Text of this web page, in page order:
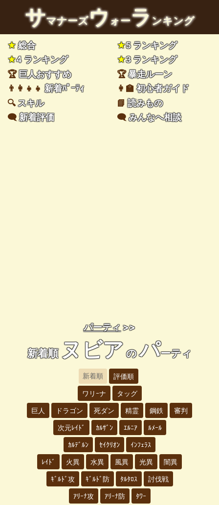
サマナーズウォーランキング
★総合 ★5 ランキング
★4 ランキング ★3 ランキング
🏆巨人おすすめ 🏆暴走ルーン
👨‍👩‍👧‍👧新着ﾊﾟｰﾃｨ 👩‍🏫初心者ガイド
🔍スキル 📘読みもの
🗨️新着評価 🗨️みんなへ相談
パーティ >>
新着順 ヌビア のパーティ
新着順 評価順
ワリｰナ タッグ
巨人 ドラゴン 死ダン 精霊 鋼鉄 審判
次元ﾚｲﾄﾞ ｶﾙｻﾞﾝ ｴﾙﾆｱ ﾙﾒｰﾙ
ｶﾙﾃﾞﾙﾝ ｾｲｸﾘｵﾝ ｲﾝﾌｪﾗｽ
ﾚｲﾄﾞ 火異 水異 風異 光異 闇異
ｷﾞﾙﾄﾞ攻 ｷﾞﾙﾄﾞ防 ﾀﾙﾀﾛｽ 討伐戦
ｱﾘｰﾅ攻 ｱﾘｰﾅ防 ﾀﾜｰ